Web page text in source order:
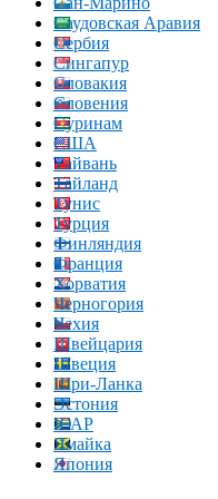
Саудовская Аравия
Сербия
Сингапур
Словакия
Словения
Суринам
США
Тайвань
Тайланд
Тунис
Турция
Финляндия
Франция
Хорватия
Черногория
Чехия
Швейцария
Швеция
Шри-Ланка
Эстония
ЮАР
Ямайка
Япония